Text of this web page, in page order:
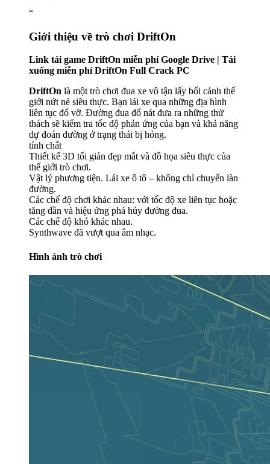
“
Giới thiệu về trò chơi DriftOn
Link tải game DriftOn miễn phí Google Drive | Tải
xuống miễn phí DriftOn Full Crack PC
DriftOn là một trò chơi đua xe vô tận lấy bối cảnh thế
giới nứt nẻ siêu thực. Bạn lái xe qua những địa hình
liên tục đổ vỡ. Đường đua đổ nát đưa ra những thử
thách sẽ kiểm tra tốc độ phản ứng của bạn và khả năng
dự đoán đường ở trạng thái bị hỏng.
tính chất
Thiết kế 3D tối giản đẹp mắt và đồ họa siêu thực của
thế giới trò chơi.
Vật lý phương tiện. Lái xe ô tô – không chỉ chuyển làn
đường.
Các chế độ chơi khác nhau: với tốc độ xe liên tục hoặc
tăng dần và hiệu ứng phá hủy đường đua.
Các chế độ khó khác nhau.
Synthwave đã vượt qua âm nhạc.
Hình ảnh trò chơi